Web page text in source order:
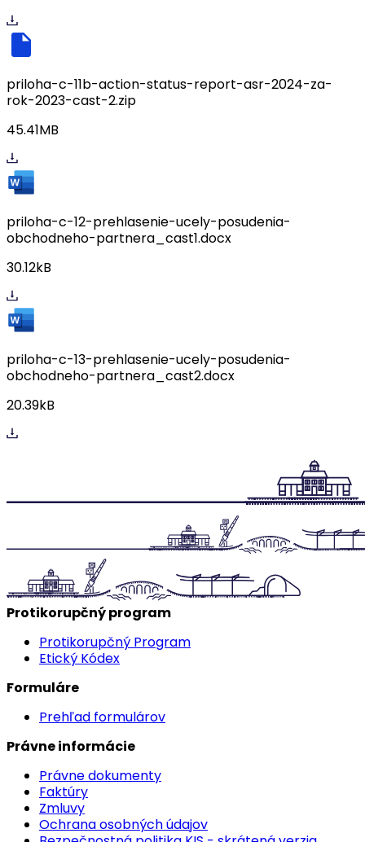
priloha-c-11b-action-status-report-asr-2024-za-
rok-2023-cast-2.zip
45.41MB
priloha-c-12-prehlasenie-ucely-posudenia-
obchodneho-partnera_cast1.docx
30.12kB
priloha-c-13-prehlasenie-ucely-posudenia-
obchodneho-partnera_cast2.docx
20.39kB
Protikorupčný program
Protikorupčný Program
Etický Kódex
Formuláre
Prehľad formulárov
Právne informácie
Právne dokumenty
Faktúry
Zmluvy
Ochrana osobných údajov